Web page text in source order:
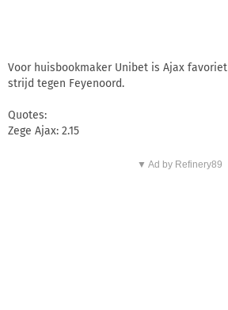
Voor huisbookmaker Unibet is Ajax
strijd tegen Feyenoord.
Quotes:
Zege Ajax: 2.15
▼ Ad by Refinery89